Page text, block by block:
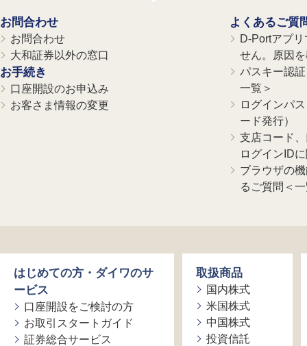
お問合わせ
お問合わせ
大和証券以外の窓口
お手続き
口座開設のお申込み
お客さま情報の変更
よくあるご質
D-Portアプ
せん。原因
パスキー認
一覧＞
ログインパ
ード発行）
支店コード
ログインID
ブラウザの
るご質問＜
はじめての方・ダイワのサ
ービス
口座開設をご検討の方
お取引スタートガイド
証券総合サービス
取扱商品
国内株式
米国株式
中国株式
投資信託